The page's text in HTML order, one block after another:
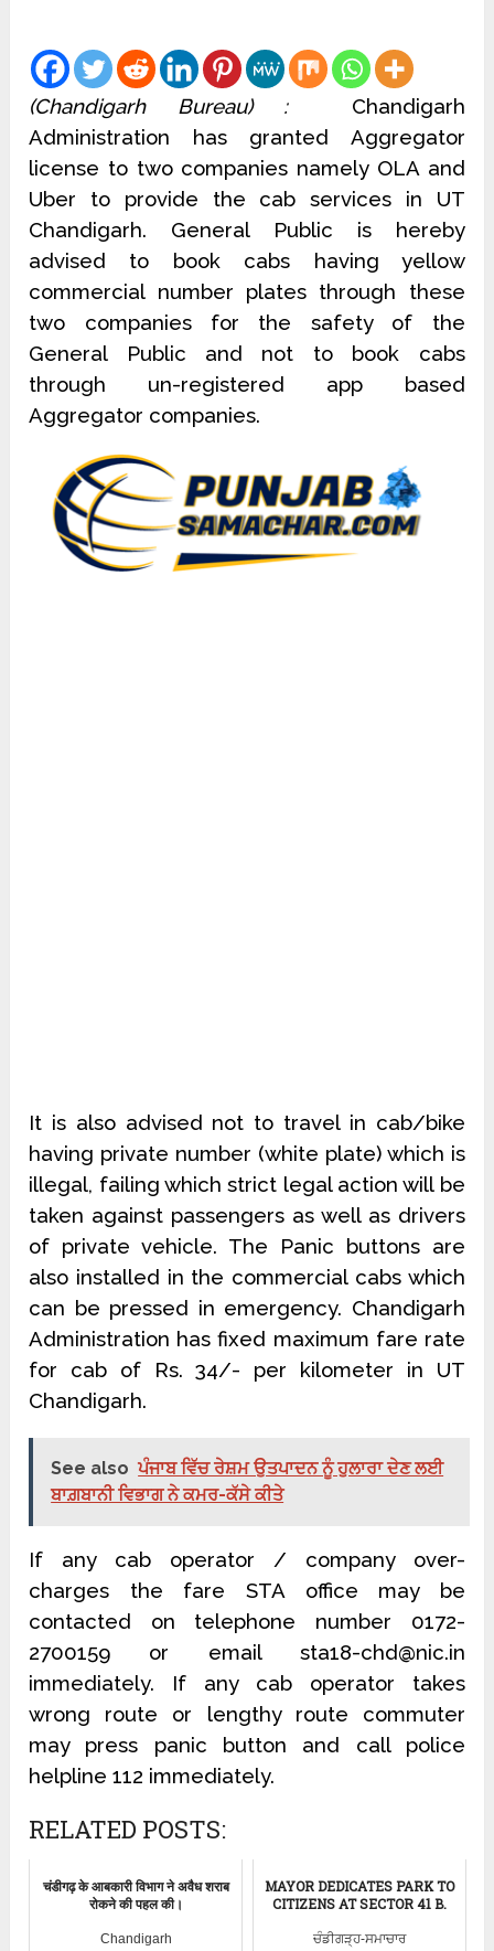
(Chandigarh Bureau) : Chandigarh
Administration has granted Aggregator
license to two companies namely OLA and
Uber to provide the cab services in UT
Chandigarh. General Public is hereby
advised to book cabs having yellow
commercial number plates through these
two companies for the safety of the
General Public and not to book cabs
through un-registered app based
Aggregator companies.
It is also advised not to travel in cab/bike
having private number (white plate) which is
illegal, failing which strict legal action will be
taken against passengers as well as drivers
of private vehicle. The Panic buttons are
also installed in the commercial cabs which
can be pressed in emergency. Chandigarh
Administration has fixed maximum fare rate
for cab of Rs. 34/- per kilometer in UT
Chandigarh.
See also ਪੰਜਾਬ ਵਿੱਚ ਰੇਸ਼ਮ ਉਤਪਾਦਨ ਨੂੰ ਹੁਲਾਰਾ ਦੇਣ ਲਈ
ਬਾਗ਼ਬਾਨੀ ਵਿਭਾਗ ਨੇ ਕਮਰ-ਕੱਸੇ ਕੀਤੇ
If any cab operator / company over-
charges the fare STA office may be
contacted on telephone number 0172-
2700159 or email sta18-chd@nic.in
immediately. If any cab operator takes
wrong route or lengthy route commuter
may press panic button and call police
helpline 112 immediately.
RELATED POSTS:
चंडीगढ़ के आबकारी विभाग ने अवैध शराब
रोकने की पहल की।
Chandigarh
MAYOR DEDICATES PARK TO
CITIZENS AT SECTOR 41 B.
ਚੰਡੀਗੜ੍ਹ-ਸਮਾਚਾਰ